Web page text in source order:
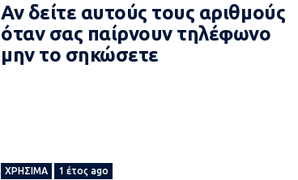
Αν δείτε αυτούς τους αριθμούς
όταν σας παίρνουν τηλέφωνο
μην το σηκώσετε
ΧΡΉΣΙΜΑ 1 έτος ago